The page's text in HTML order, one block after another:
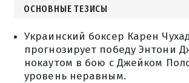
ОСНОВНЫЕ ТЕЗИСЫ
Украинский боксер Карен
прогнозирует победу Энтони
нокаутом в бою с Джейком
уровень неравным.